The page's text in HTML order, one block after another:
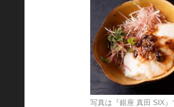
写真は『銀座 真田 SIX